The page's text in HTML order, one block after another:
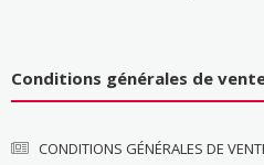
Conditions générales de
CONDITIONS GÉNÉRALES DE